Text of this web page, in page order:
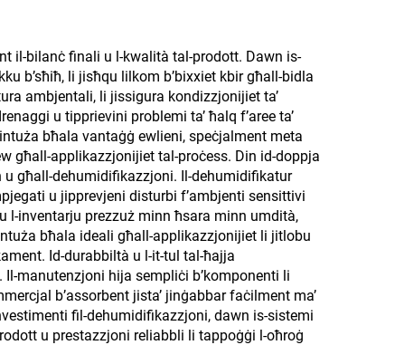
il-bilanċ finali u l-kwalità tal-prodott. Dawn is-
b’sħiħ, li jisħqu lilkom b’bixxiet kbir għall-bidla
ambjentali, li jissigura kondizzjonijiet ta’
u tipprievini problemi ta’ ħalq f’aree ta’
bħala vantaġġ ewlieni, speċjalment meta
għall-applikazzjonijiet tal-proċess. Din id-doppja
għall-dehumidifikazzjoni. Il-dehumidifikatur
u jipprevjeni disturbi f’ambjenti sensittivi
l-inventarju prezzuż minn ħsara minn umdità,
bħala ideali għall-applikazzjonijiet li jitlobu
Id-durabbiltà u l-it-tul tal-ħajja
manutenzjoni hija sempliċi b’komponenti li
b’assorbent jista’ jinġabbar faċilment ma’
fil-dehumidifikazzjoni, dawn is-sistemi
u prestazzjoni reliabbli li tappoġġi l-oħroġ